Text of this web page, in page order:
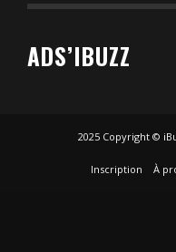
ADS’IBUZZ
2025 Copyright ©
Inscription À